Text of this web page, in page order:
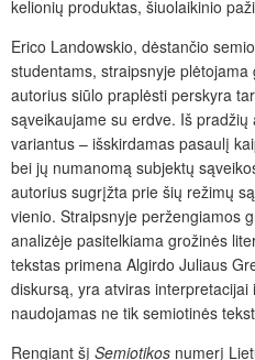
kelionių produktas, šiuolaikinio
Erico Landowskio, dėstančio
studentams, straipsnyje
autorius siūlo praplėsti perskyra
sąveikaujame su erdve. Iš
variantus – išskirdamas pasaulį
bei jų numanomą subjektų
autorius sugrįžta prie šių režimų
vienio. Straipsnyje peržengiamos
analizėje pasitelkiama grožinės
tekstas primena Algirdo Juliaus
diskursą, yra atviras interpretacijai
naudojamas ne tik semiotinės
Rengiant šį Semiotikos numerį